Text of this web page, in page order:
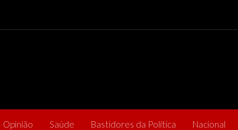
Opinião Saúde Bastidores da Política Nacional